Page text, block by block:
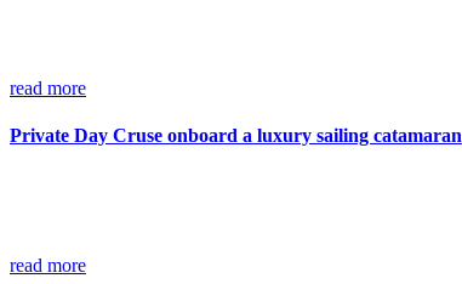
read more
Private Day Cruse onboard a luxury sailing catamaran
read more